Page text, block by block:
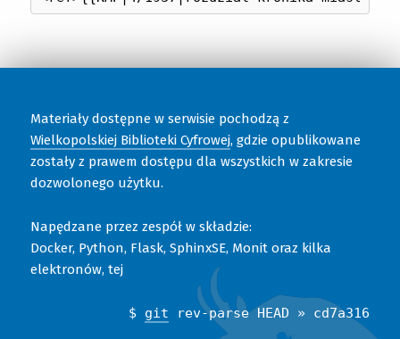
Materiały dostępne w serwisie pochodzą z
Wielkopolskiej Biblioteki Cyfrowej, gdzie opublikowane
zostały z prawem dostępu dla wszystkich w zakresie
dozwolonego użytku.
Napędzane przez zespół w składzie:
Docker, Python, Flask, SphinxSE, Monit oraz kilka
elektronów, tej
$ git rev-parse HEAD » cd7a316